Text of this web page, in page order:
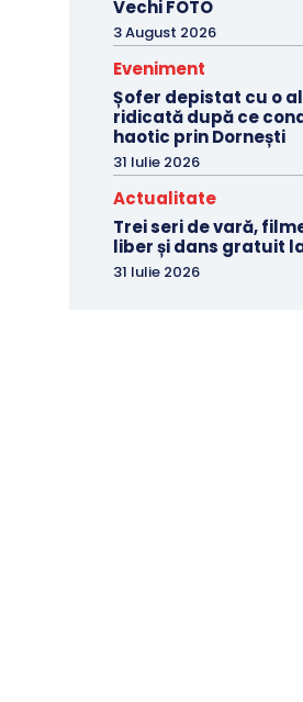
Vechi FOTO
3 August 2026
Eveniment
Șofer depistat cu o
ridicată după ce
haotic prin Dornești
31 Iulie 2026
Actualitate
Trei seri de vară,
liber și dans gratuit
31 Iulie 2026